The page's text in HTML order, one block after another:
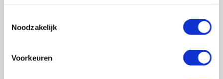
Noodzakelijk
Voorkeuren